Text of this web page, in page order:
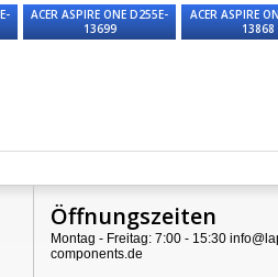
ACER ASPIRE ONE D255E-
13699
ACER ASPIRE
13868
Öffnungszeiten
Montag - Freitag: 7:00 - 15:30
components.de